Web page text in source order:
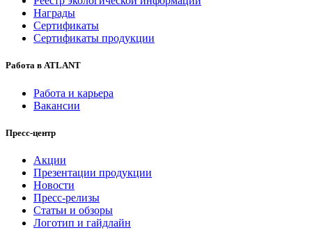
Награды
Сертификаты
Сертификаты продукции
Работа в ATLANT
Работа и карьера
Вакансии
Пресс-центр
Акции
Презентации продукции
Новости
Пресс-релизы
Статьи и обзоры
Логотип и гайдлайн